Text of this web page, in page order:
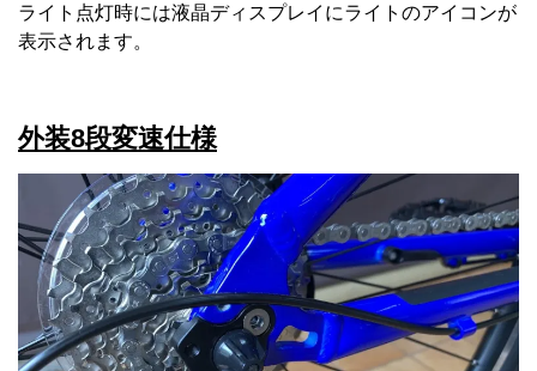
ライト点灯時には液晶ディスプレイにライトのアイコンが
表示されます。
外装8段変速仕様